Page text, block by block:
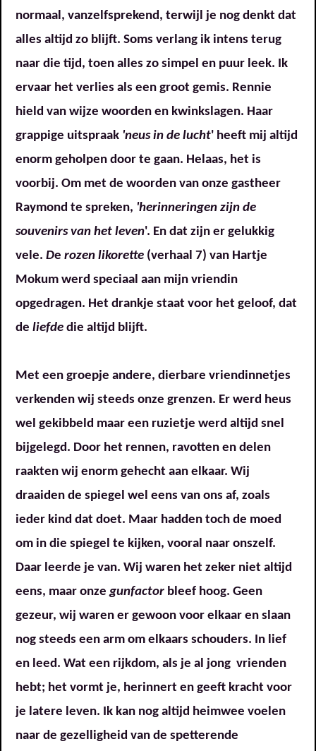
normaal, vanzelfsprekend, terwijl je nog denkt dat
alles altijd zo blijft. Soms verlang ik intens terug
naar die tijd, toen alles zo simpel en puur leek. Ik
ervaar het verlies als een groot gemis. Rennie
hield van wijze woorden en kwinkslagen. Haar
grappige uitspraak 'neus in de lucht' heeft mij altijd
enorm geholpen door te gaan. Helaas, het is
voorbij. Om met de woorden van onze gastheer
Raymond te spreken, 'herinneringen zijn de
souvenirs van het leven'. En dat zijn er gelukkig
vele. De rozen likorette (verhaal 7) van Hartje
Mokum werd speciaal aan mijn vriendin
opgedragen. Het drankje staat voor het geloof, dat
de liefde die altijd blijft.
Met een groepje andere, dierbare vriendinnetjes
verkenden wij steeds onze grenzen. Er werd heus
wel gekibbeld maar een ruzietje werd altijd snel
bijgelegd. Door het rennen, ravotten en delen
raakten wij enorm gehecht aan elkaar. Wij
draaiden de spiegel wel eens van ons af, zoals
ieder kind dat doet. Maar hadden toch de moed
om in die spiegel te kijken, vooral naar onszelf.
Daar leerde je van. Wij waren het zeker niet altijd
eens, maar onzegunfactor bleef hoog. Geen
gezeur, wij waren er gewoon voor elkaar en slaan
nog steeds een arm om elkaars schouders. In lief
en leed. Wat een rijkdom, als je al jong vrienden
hebt; het vormt je, herinnert en geeft kracht voor
je latere leven. Ik kan nog altijd heimwee voelen
naar de gezelligheid van de spetterende